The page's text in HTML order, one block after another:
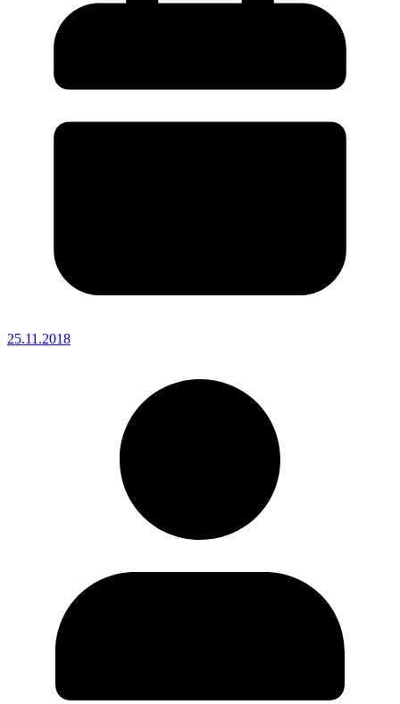
25.11.2018